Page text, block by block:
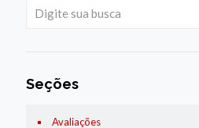
Seções
Avaliações